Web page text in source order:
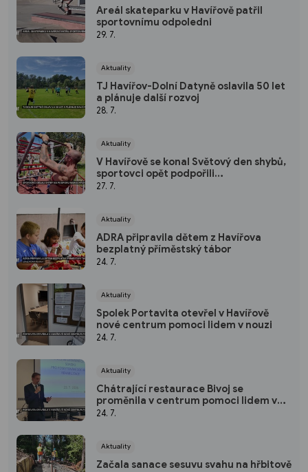
Areál skateparku v Havířově patřil
sportovnímu odpoledni
29. 7.
Aktuality
TJ Havířov-Dolní Datyně oslavila 50 let
a plánuje další rozvoj
28. 7.
Aktuality
V Havířově se konal Světový den shybů,
sportovci opět podpořili
hendikepované děti
27. 7.
Aktuality
ADRA připravila dětem z Havířova
bezplatný příměstský tábor
24. 7.
Aktuality
Spolek Portavita otevřel v Havířově
nové centrum pomoci lidem v nouzi
24. 7.
Aktuality
Chátrající restaurace Bivoj se
proměnila v centrum pomoci lidem v
nouzi Spolku Portavita
24. 7.
Aktuality
Začala sanace sesuvu svahu na hřbitově